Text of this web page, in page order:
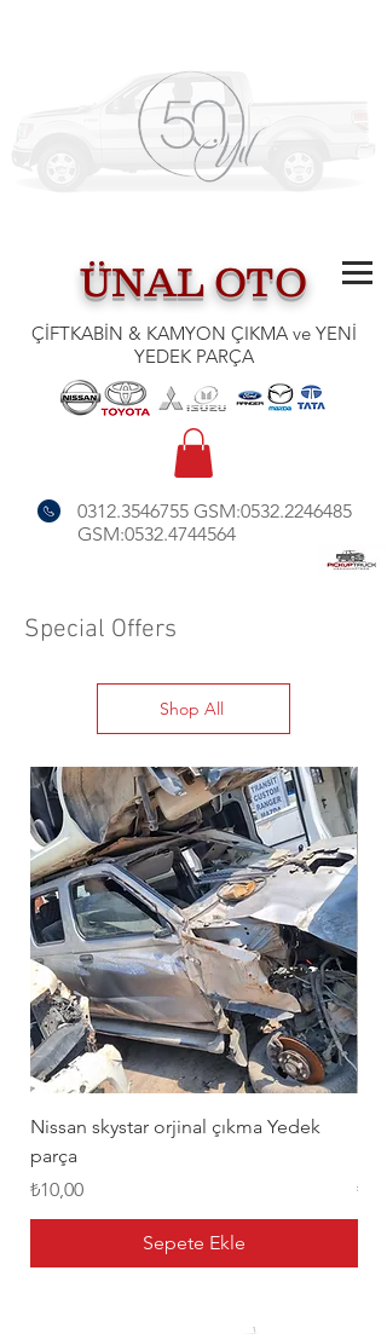
ÜNAL OTO
ÇİFTKABİN & KAMYON ÇIKMA ve YENİ
YEDEK PARÇA
0312.3546755 GSM:0532.2246485
GSM:0532.4744564
Special Offers
Shop All
Nissan skystar orjinal çıkma Yedek
parça
Fiyat
₺10,00
Sepete Ekle
Fiyat